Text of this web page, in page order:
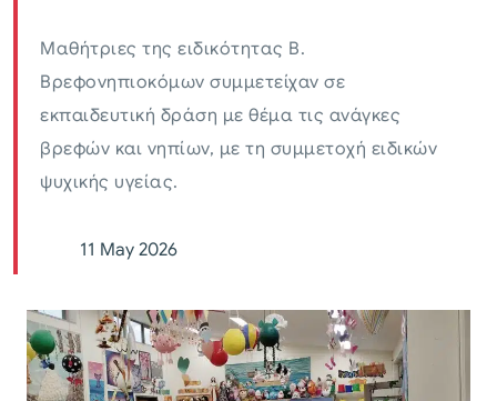
Μαθήτριες της ειδικότητας Β.
Βρεφονηπιοκόμων συμμετείχαν σε
εκπαιδευτική δράση με θέμα τις ανάγκες
βρεφών και νηπίων, με τη συμμετοχή ειδικών
ψυχικής υγείας.
11 May 2026